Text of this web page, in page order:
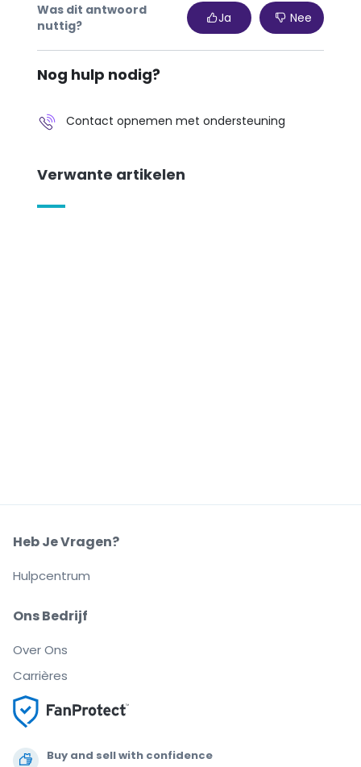
Was dit antwoord
nuttig?
Ja Nee
Nog hulp nodig?
Contact opnemen met ondersteuning
Verwante artikelen
Buy and sell with confidence
Ons Bedrijf
Over Ons
Carrières
Heb Je Vragen?
Hulpcentrum